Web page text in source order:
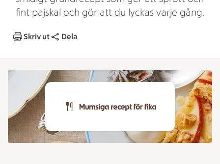
fint pajskal och gör att du lyckas varje gång.
Skriv ut Dela